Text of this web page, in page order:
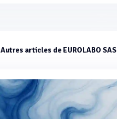
Autres articles de EUROLABO SAS